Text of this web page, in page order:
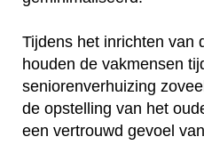
Tijdens het inrichten van
houden de vakmensen
seniorenverhuizing
de opstelling van het
een vertrouwd gevoel